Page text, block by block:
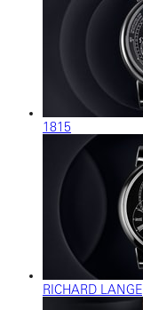
1815
RICHARD LANGE